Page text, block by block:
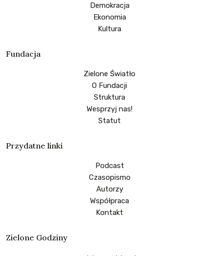
Demokracja
Ekonomia
Kultura
Fundacja
Zielone Światło
O Fundacji
Struktura
Wesprzyj nas!
Statut
Przydatne linki
Podcast
Czasopismo
Autorzy
Współpraca
Kontakt
Zielone Godziny